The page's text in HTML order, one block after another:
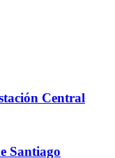
Central
Santiago